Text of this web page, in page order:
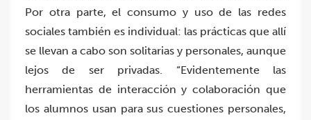
Por otra parte, el consumo y uso de las redes
sociales también es individual: las prácticas que allí
se llevan a cabo son solitarias y personales, aunque
lejos de ser privadas. “Evidentemente las
herramientas de interacción y colaboración que
los alumnos usan para sus cuestiones personales,